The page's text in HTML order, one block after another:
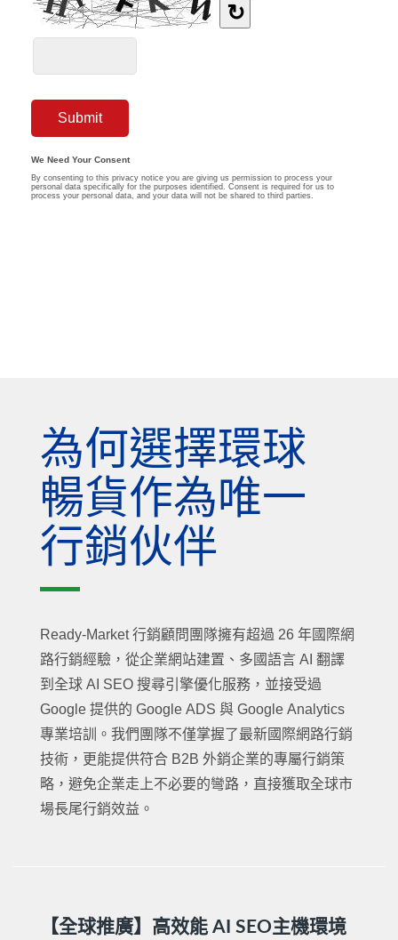
為何選擇環球
暢貨作為唯一
行銷伙伴
Ready-Market 行銷顧問團隊擁有超過 26 年國際網
路行銷經驗，從企業網站建置、多國語言 AI 翻譯
到全球 AI SEO 搜尋引擎優化服務，並接受過
Google 提供的 Google ADS 與 Google Analytics
專業培訓。我們團隊不僅掌握了最新國際網路行銷
技術，更能提供符合 B2B 外銷企業的專屬行銷策
略，避免企業走上不必要的彎路，直接獲取全球市
場長尾行銷效益。
【全球推廣】高效能 AI SEO主機環境